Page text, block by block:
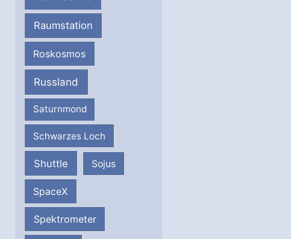
Raumstation
Roskosmos
Russland
Saturnmond
Schwarzes Loch
Shuttle Sojus
SpaceX
Spektrometer